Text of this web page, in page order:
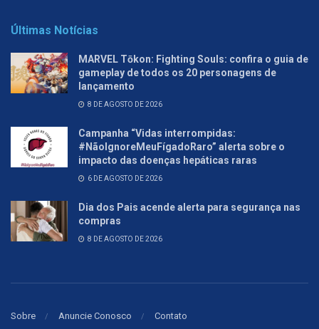
Últimas Notícias
MARVEL Tōkon: Fighting Souls: confira o guia de
gameplay de todos os 20 personagens de
lançamento
8 DE AGOSTO DE 2026
Campanha “Vidas interrompidas:
#NãoIgnoreMeuFígadoRaro” alerta sobre o
impacto das doenças hepáticas raras
6 DE AGOSTO DE 2026
Dia dos Pais acende alerta para segurança nas
compras
8 DE AGOSTO DE 2026
Sobre Anuncie Conosco Contato